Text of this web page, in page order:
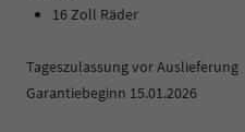
16 Zoll Räder
Tageszulassung vor Auslieferung
Garantiebeginn 15.01.2026